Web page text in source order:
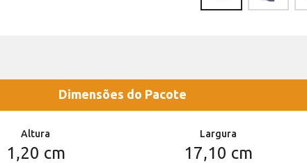
Dimensões do Pacote
Altura
1,20 cm
Largura
17,10 cm